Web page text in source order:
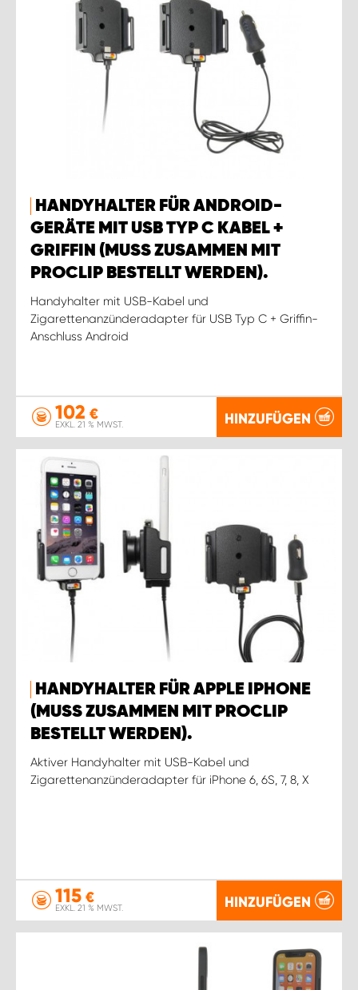
HANDYHALTER FÜR ANDROID-
GERÄTE MIT USB TYP C KABEL +
GRIFFIN (MUSS ZUSAMMEN MIT
PROCLIP BESTELLT WERDEN).
Handyhalter mit USB-Kabel und
Zigarettenanzünderadapter für USB Typ C + Griffin-
Anschluss Android
102 €
EXKL. 21 % MWST. HINZUFÜGEN
HANDYHALTER FÜR APPLE IPHONE
(MUSS ZUSAMMEN MIT PROCLIP
BESTELLT WERDEN).
Aktiver Handyhalter mit USB-Kabel und
Zigarettenanzünderadapter für iPhone 6, 6S, 7, 8, X
115 €
EXKL. 21 % MWST. HINZUFÜGEN